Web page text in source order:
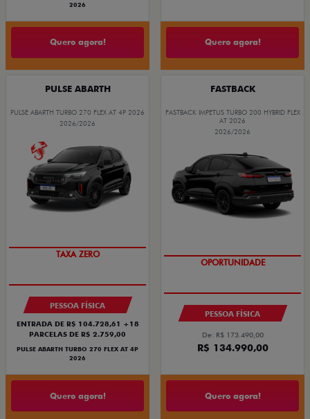
2026
Quero agora! Quero agora!
PULSE ABARTH
PULSE ABARTH TURBO 270 FLEX AT 4P 2026
2026/2026
TAXA ZERO
PESSOA FÍSICA
ENTRADA DE R$ 104.728,61 +18
PARCELAS DE R$ 2.759,00
PULSE ABARTH TURBO 270 FLEX AT 4P
2026
Quero agora!
FASTBACK
FASTBACK IMPETUS TURBO 200 HYBRID FLEX
AT 2026
2026/2026
OPORTUNIDADE
PESSOA FÍSICA
De: R$ 173.490,00
R$ 134.990,00
Quero agora!